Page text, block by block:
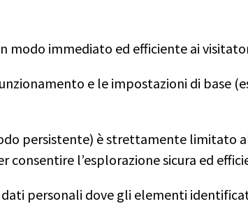
immediato ed efficiente ai
e le impostazioni di base
persistente) è strettamente limitato
consentire l’esplorazione sicura ed
personali dove gli elementi